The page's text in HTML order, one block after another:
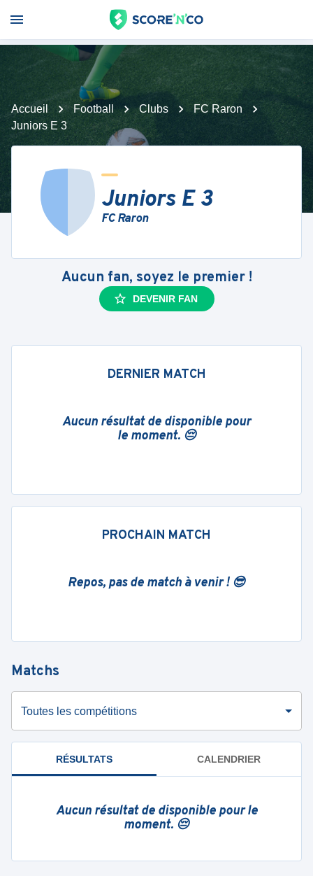
Accueil Football Clubs
FC Raron
Juniors E 3
Juniors E 3
FC Raron
Aucun fan, soyez le premier !
DEVENIR FAN
DERNIER MATCH
Aucun résultat de disponible pour
le moment. 😔
PROCHAIN MATCH
Repos, pas de match à venir ! 😎
Matchs
Toutes les compétitions
RÉSULTATS CALENDRIER
Aucun résultat de disponible pour le
moment. 😔